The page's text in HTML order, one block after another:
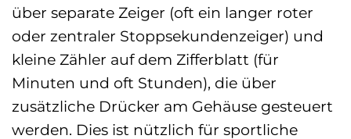
über separate Zeiger (oft ein langer roter
oder zentraler Stoppsekundenzeiger) und
kleine Zähler auf dem Zifferblatt (für
Minuten und oft Stunden), die über
zusätzliche Drücker am Gehäuse gesteuert
werden. Dies ist nützlich für sportliche